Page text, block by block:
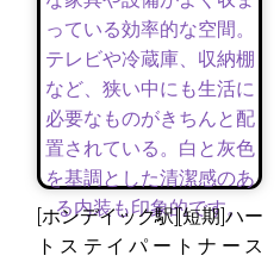
[ホンデイック駅][短期]ハー
トステイパートナース